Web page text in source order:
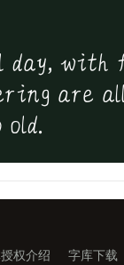
with
are
权介绍
字库下载